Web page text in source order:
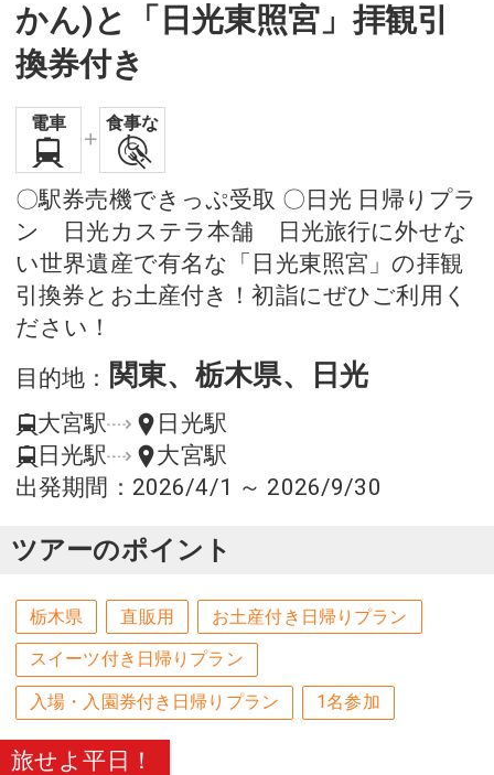
かん)と「日光東照宮」拝観引
換券付き
電車
食事な
し
〇駅券売機できっぷ受取 〇日光 日帰りプラ
ン 日光カステラ本舗 日光旅行に外せな
い世界遺産で有名な「日光東照宮」の拝観
引換券とお土産付き！初詣にぜひご利用く
ださい！
目的地 ： 関東、栃木県、日光
大宮駅
日光駅
日光駅
大宮駅
出発期間：2026/4/1 ～ 2026/9/30
ツアーのポイント
栃木県 直販用 お土産付き日帰りプラン
スイーツ付き日帰りプラン
入場・入園券付き日帰りプラン 1名参加
旅せよ平日！